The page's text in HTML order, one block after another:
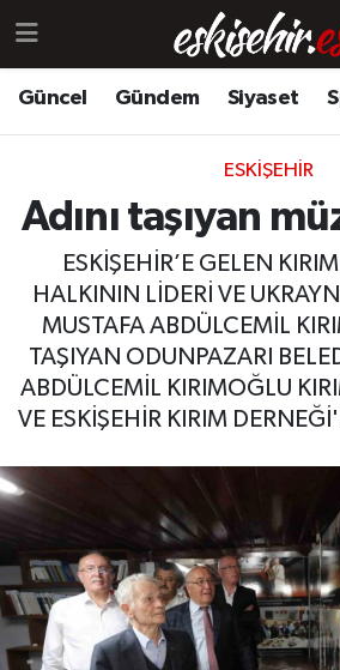
Güncel Gündem Siyaset
ESKIŞEHIR
Adını taşıyan
ESKİŞEHİR’E GELEN
HALKININ LİDERİ VE
MUSTAFA ABDÜLCEMİL
TAŞIYAN ODUNPAZARI
ABDÜLCEMİL KIRIMOĞLU
VE ESKİŞEHİR KIRIM